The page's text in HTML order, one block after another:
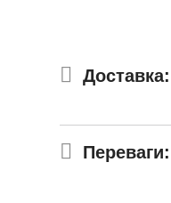
Доставка:
Переваги: